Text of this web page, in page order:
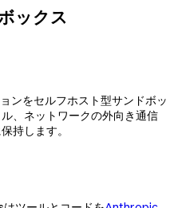
ックス
をセルフホスト型サンドボッ
、ネットワークの外向き通信
持します。